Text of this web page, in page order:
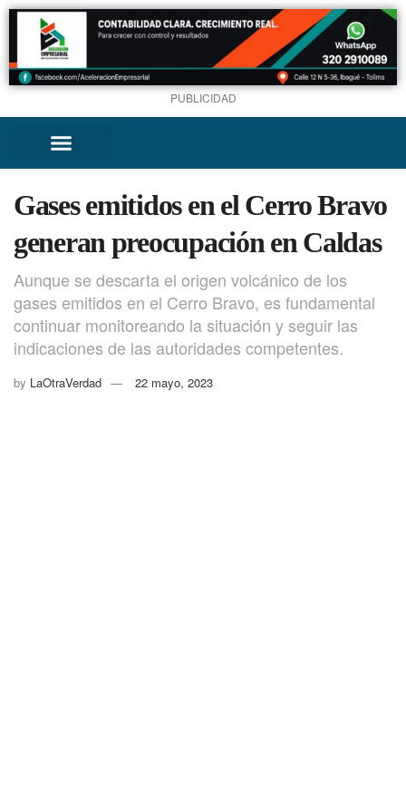
PUBLICIDAD
Gases emitidos en el Cerro Bravo
generan preocupación en Caldas
Aunque se descarta el origen volcánico de los
gases emitidos en el Cerro Bravo, es fundamental
continuar monitoreando la situación y seguir las
indicaciones de las autoridades competentes.
by LaOtraVerdad 22 mayo, 2023